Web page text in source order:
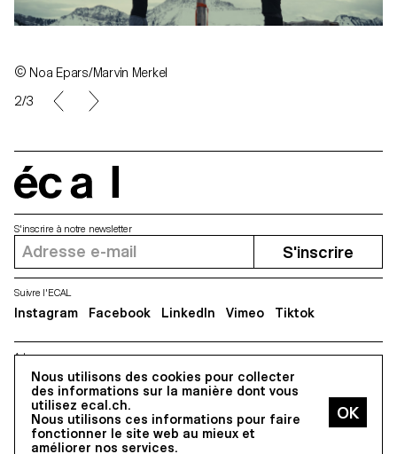
© Noa Epars/Marvin Merkel
2/3
Nous utilisons des cookies pour collecter
des informations sur la manière dont vous
utilisez ecal.ch.
Nous utilisons ces informations pour faire
fonctionner le site web au mieux et
améliorer nos services.
Adresse
5, avenue du Temple, CH-1020 Renens
S'inscrire à notre newsletter
S'inscrire
Suivre l'ECAL
Instagram Facebook LinkedIn Vimeo Tiktok
Tous droits réservés @2026
Contact Impressum Hub Presse